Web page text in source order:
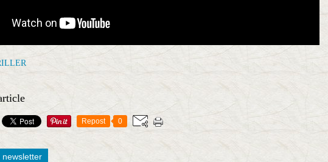
Repost 0
newsletter